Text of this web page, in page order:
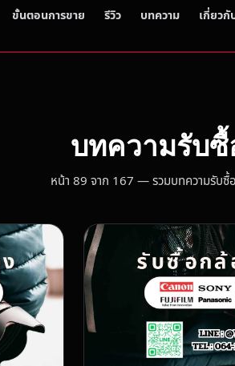
ขั้นตอนการขาย รีวิว บทความ เกี่ยวกั
บทความรับซื้
หน้า 89 จาก 167 — รวมบทความรับซื้